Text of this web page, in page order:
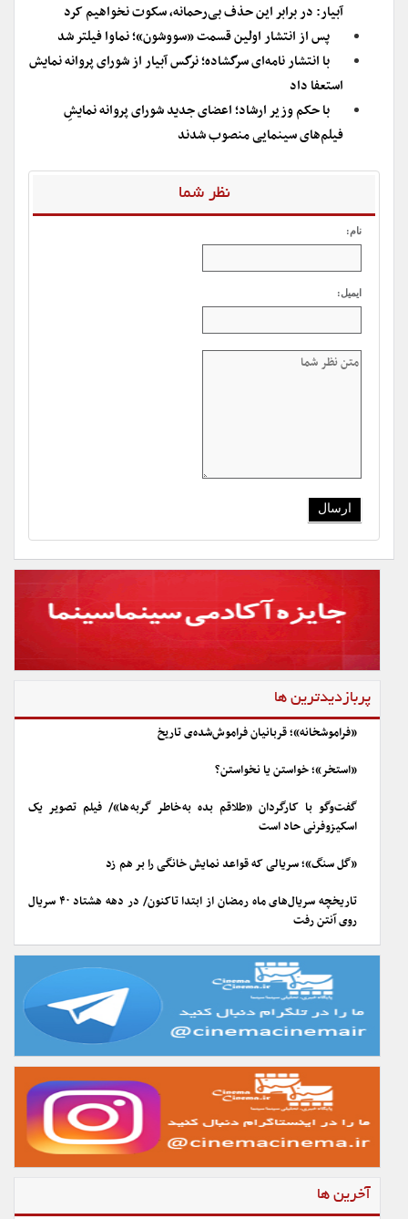
آبیار: در برابر این حذف بی‌رحمانه، سکوت نخواهیم کرد
پس از انتشار اولین قسمت «سووشون»؛ نماوا فیلتر شد
با انتشار نامه‌ای سرگشاده؛ نرگس آبیار از شورای پروانه نمایش
استعفا داد
با حکم وزیر ارشاد؛ اعضای جدید شورای پروانه نمایشِ
فیلم‌های سینمایی منصوب شدند
نظر شما
نام:
ایمیل:
پربازدیدترین ها
«فراموشخانه»؛ قربانیان فراموش‌شده‌ی تاریخ
«استخر»؛ خواستن یا نخواستن؟
گفت‌وگو با کارگردان «طلاقم بده به خاطر گربه ها»/ فیلم تصویر یک
اسکیزوفرنی حاد است
«گل سنگ»؛ سریالی که قواعد نمایش خانگی را بر هم زد
تاریخچه سریال‌های ماه رمضان از ابتدا تاکنون/ در دهه هشتاد ۴۰ سریال
روی آنتن رفت
آخرین ها